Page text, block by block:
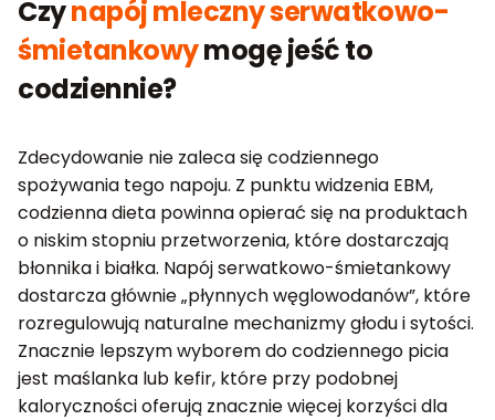
Czynapój mleczny serwatkowo-
śmietankowymogę jeść to
codziennie?
Zdecydowanie nie zaleca się codziennego
spożywania tego napoju. Z punktu widzenia EBM,
codzienna dieta powinna opierać się na produktach
o niskim stopniu przetworzenia, które dostarczają
błonnika i białka. Napój serwatkowo-śmietankowy
dostarcza głównie „płynnych węglowodanów”, które
rozregulowują naturalne mechanizmy głodu i sytości.
Znacznie lepszym wyborem do codziennego picia
jest maślanka lub kefir, które przy podobnej
kaloryczności oferują znacznie więcej korzyści dla